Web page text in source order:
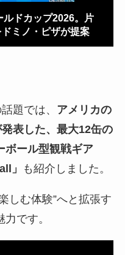
ルドカップ2026。片
ミノ・ピザが提案
題では、 アメリカの
表した、最大12缶の
ボール型観戦ギア
」
も紹介しました。
しむ体験”へと拡張す
です。